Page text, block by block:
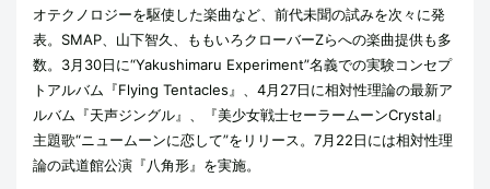
オテクノロジーを駆使した楽曲など、前代未聞の試みを次々に発
表。SMAP、山下智久、ももいろクローバーZらへの楽曲提供も多
数。3月30日に“Yakushimaru Experiment”名義での実験コンセプ
トアルバム『Flying Tentacles』、4月27日に相対性理論の最新ア
ルバム『天声ジングル』、『美少女戦士セーラームーンCrystal』
主題歌“ニュームーンに恋して”をリリース。7月22日には相対性理
論の武道館公演『八角形』を実施。